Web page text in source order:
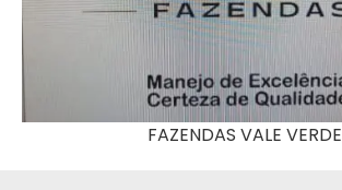
FAZENDAS VALE VERDE